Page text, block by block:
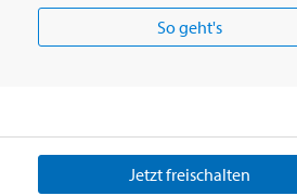
So geht's
Jetzt freischalten